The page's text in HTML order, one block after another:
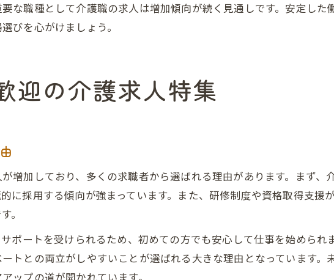
な職種として介護職の求人は増加傾向が続く見通しです。安定した
びを心がけましょう。
迎の介護求人特集
増加しており、多くの求職者から選ばれる理由があります。まず、
に採用する傾向が強まっています。また、研修制度や資格取得支援
。
ポートを受けられるため、初めての方でも安心して仕事を始められ
トとの両立がしやすいことが選ばれる大きな理由となっています。
ップの道が開かれています。